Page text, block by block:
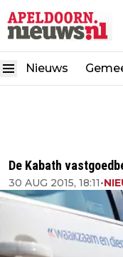
Nieuws
De Kabath
30 AUG 2015, 18:11•